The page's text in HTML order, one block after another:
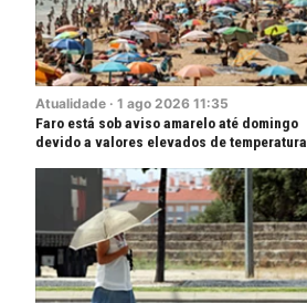
Atualidade · 1 ago 2026 11:35
Faro está sob aviso amarelo até domingo
devido a valores elevados de temperatura